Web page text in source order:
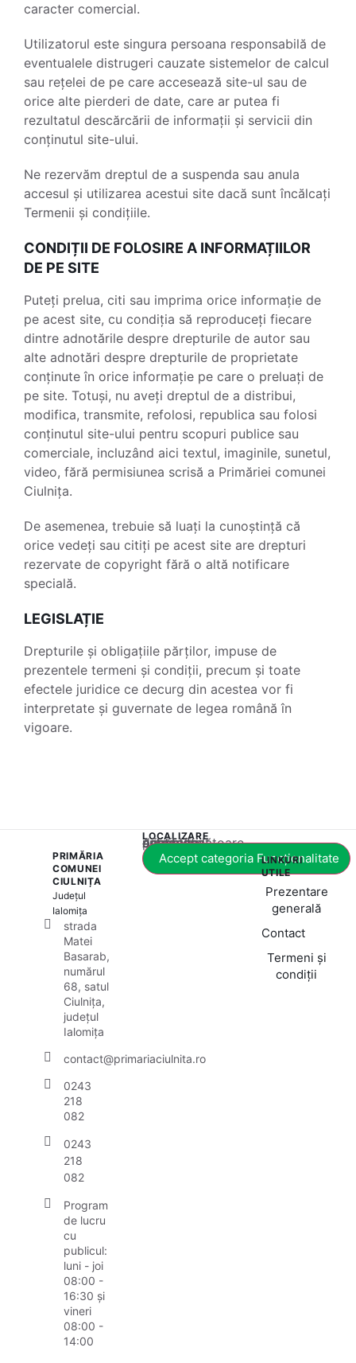
caracter comercial.
Utilizatorul este singura persoana responsabilă de
eventualele distrugeri cauzate sistemelor de calcul
sau rețelei de pe care accesează site-ul sau de
orice alte pierderi de date, care ar putea fi
rezultatul descărcării de informații și servicii din
conținutul site-ului.
Ne rezervăm dreptul de a suspenda sau anula
accesul și utilizarea acestui site dacă sunt încălcați
Termenii și condițiile.
CONDIȚII DE FOLOSIRE A INFORMAȚIILOR
DE PE SITE
Puteți prelua, citi sau imprima orice informație de
pe acest site, cu condiția să reproduceți fiecare
dintre adnotările despre drepturile de autor sau
alte adnotări despre drepturile de proprietate
conținute în orice informație pe care o preluați de
pe site. Totuși, nu aveți dreptul de a distribui,
modifica, transmite, refolosi, republica sau folosi
conținutul site-ului pentru scopuri publice sau
comerciale, incluzând aici textul, imaginile, sunetul,
video, fără permisiunea scrisă a Primăriei comunei
Ciulnița.
De asemenea, trebuie să luați la cunoștință că
orice vedeți sau citiți pe acest site are drepturi
rezervate de copyright fără o altă notificare
specială.
LEGISLAȚIE
Drepturile și obligațiile părților, impuse de
prezentele termeni și condiții, precum și toate
efectele juridice ce decurg din acestea vor fi
interpretate și guvernate de legea română în
vigoare.
PRIMĂRIA
COMUNEI
CIULNIȚA
Județul
Ialomița
strada
Matei
Basarab,
numărul
68, satul
Ciulnița,
județul
Ialomița
contact@primariaciulnita.ro
0243
218
082
0243
218
082
Program
de lucru
cu
publicul:
luni - joi
08:00 -
16:30 și
vineri
08:00 -
14:00
LOCALIZARE
Acest conținut este blocat până când acceptați categoria corespunzătoare de cookie-uri.
Accept categoria Funcționalitate
LINKURI
UTILE
Prezentare
generală
Contact
Termeni și
condiții